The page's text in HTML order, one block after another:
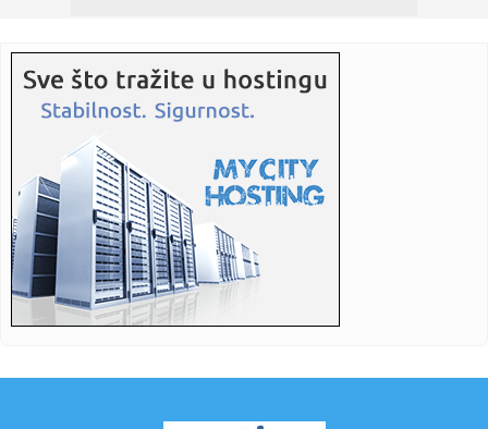
00:28:MSP pozvalo građane Srbije da što pre napuste Iran zbog
poveća...
00:28:Haos u kafiću u Smederevu: Maloletnici pretukli vršnjake,
ima p...
00:26:BRNOVIĆ PORUČIO PRED DERBI: „Partizan ima šansu, neka
mladi ...
00:23:NASA šalje prvu ljudsku posadu oko Mjeseca nakon 50
godina (VIDE...